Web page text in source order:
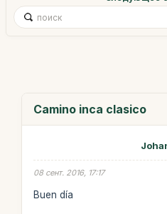
Camino inca clasico
08 сент. 2016, 17:17
Buen día